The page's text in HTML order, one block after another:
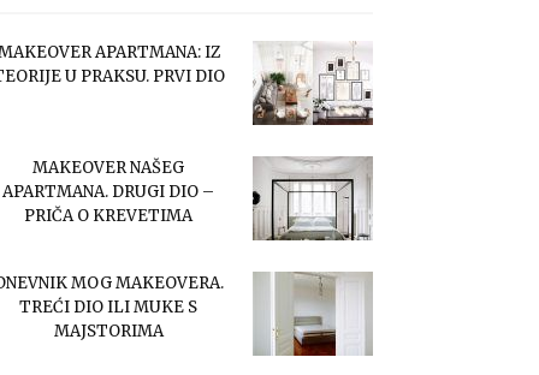
APARTMANA: IZ
U PRAKSU. PRVI DIO
MAKEOVER NAŠEG
APARTMANA. DRUGI DIO –
PRIČA O KREVETIMA
MOG MAKEOVERA.
TREĆI DIO ILI MUKE S
MAJSTORIMA